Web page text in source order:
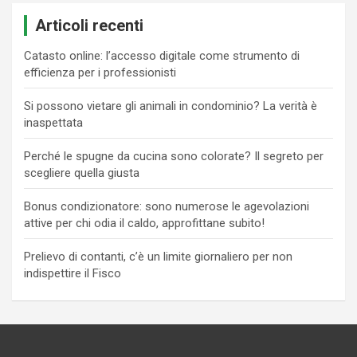
Articoli recenti
Catasto online: l’accesso digitale come strumento di
efficienza per i professionisti
Si possono vietare gli animali in condominio? La verità è
inaspettata
Perché le spugne da cucina sono colorate? Il segreto per
scegliere quella giusta
Bonus condizionatore: sono numerose le agevolazioni
attive per chi odia il caldo, approfittane subito!
Prelievo di contanti, c’è un limite giornaliero per non
indispettire il Fisco